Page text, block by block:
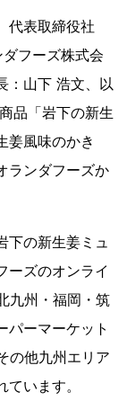
代表取締役社
フーズ株式会
：山下 浩文、以
品「岩下の新生
姜風味のかき
ランダフーズか
下の新生姜ミュ
ーズのオンライ
九州・福岡・筑
パーマーケット
の他九州エリア
います。